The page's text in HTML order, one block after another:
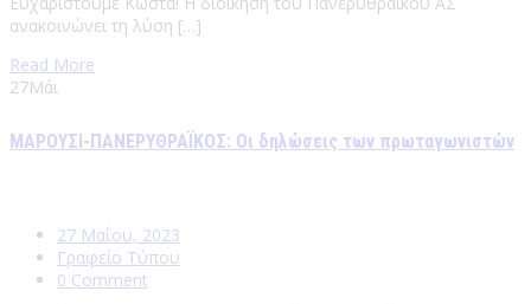
ανακοινώνει τη λύση […]
Read More
27Μάι
ΜΑΡΟΥΣΙ-ΠΑΝΕΡΥΘΡΑΪΚΟΣ: Οι δηλώσεις των πρωταγωνιστών
27 Μαΐου, 2023
Γραφείο Τύπου
0 Comment